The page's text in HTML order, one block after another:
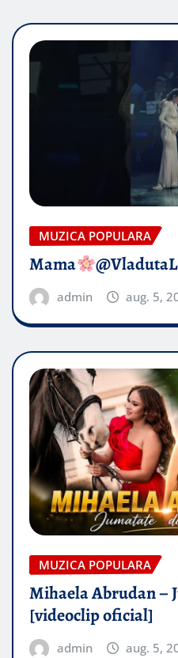
MUZICA POPULARA
Mama
admin aug. 5,
MUZICA POPULARA
Mihaela Abrudan –
[videoclip oficial]
admin aug. 5,